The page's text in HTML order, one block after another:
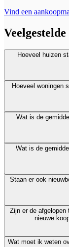
Vind een
Hoeveel huizen
Hoeveel woningen
Wat is de
Wat is de
Staan er ook
Zijn er de afgelopen
nieuwe
Wat moet ik weten